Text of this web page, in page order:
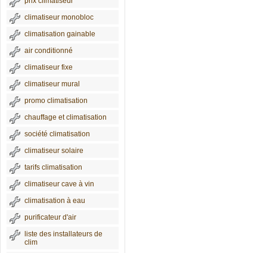
climatiseur monobloc
climatisation gainable
air conditionné
climatiseur fixe
climatiseur mural
promo climatisation
chauffage et climatisation
société climatisation
climatiseur solaire
tarifs climatisation
climatiseur cave à vin
climatisation à eau
purificateur d'air
liste des installateurs de
clim